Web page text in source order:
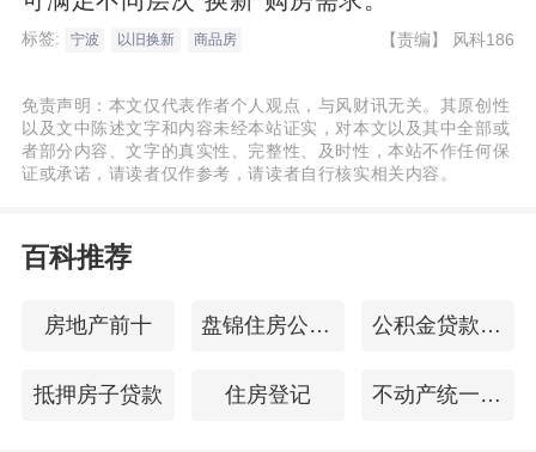
标签: 宁波 以旧换新 商品房 【责编】 风科186
免责声明：本文仅代表作者个人观点，与风财讯无关。其原创性
以及文中陈述文字和内容未经本站证实，对本文以及其中全部或
者部分内容、文字的真实性、完整性、及时性，本站不作任何保
证或承诺，请读者仅作参考，请读者自行核实相关内容。
百科推荐
房地产前十 盘锦住房公积金查询 公积金贷款年龄
抵押房子贷款 住房登记 不动产统一登记